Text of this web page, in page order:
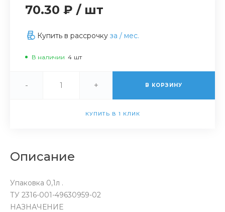
70.30 ₽ / шт
Купить в рассрочку за / мес.
В наличии 4 шт
- + В КОРЗИНУ
КУПИТЬ В 1 КЛИК
Описание
Упаковка 0,1л .
ТУ 2316-001-49630959-02
НАЗНАЧЕНИЕ